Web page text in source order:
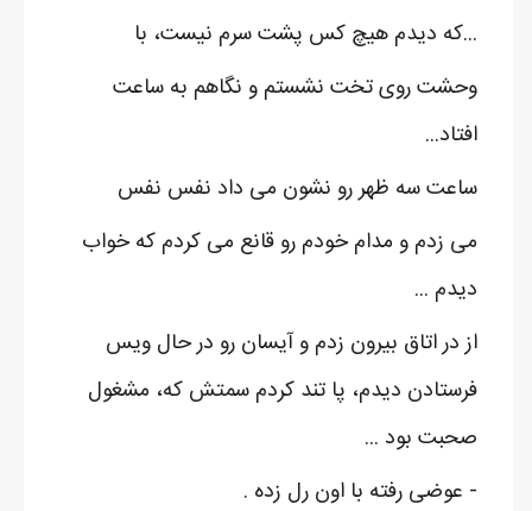
...که دیدم هیچ کس پشت سرم نیست، با
وحشت روی تخت نشستم و نگاهم به ساعت
افتاد...
ساعت سه ظهر رو نشون می داد نفس نفس
می زدم و مدام خودم رو قانع می کردم که خواب
دیدم ...
از در اتاق بیرون زدم و آیسان رو در حال ویس
فرستادن دیدم، پا تند کردم سمتش که، مشغول
صحبت بود ...
- عوضی رفته با اون رل زده .